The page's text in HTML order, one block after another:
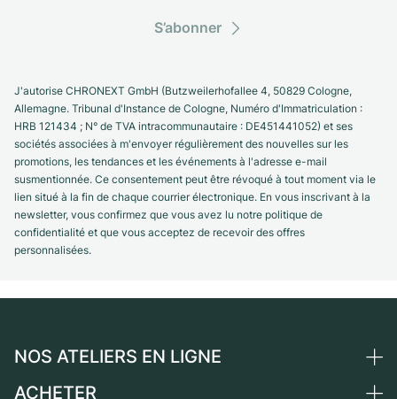
S’abonner
J'autorise CHRONEXT GmbH (Butzweilerhofallee 4, 50829 Cologne,
Allemagne. Tribunal d'Instance de Cologne, Numéro d'Immatriculation :
HRB 121434 ; N° de TVA intracommunautaire : DE451441052) et ses
sociétés associées à m'envoyer régulièrement des nouvelles sur les
promotions, les tendances et les événements à l'adresse e-mail
susmentionnée. Ce consentement peut être révoqué à tout moment via le
lien situé à la fin de chaque courrier électronique. En vous inscrivant à la
newsletter, vous confirmez que vous avez lu notre politique de
confidentialité et que vous acceptez de recevoir des offres
personnalisées.
NOS ATELIERS EN LIGNE
Allemagne
ACHETER